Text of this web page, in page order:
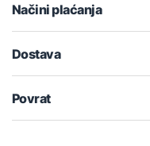
Načini plaćanja
Dostava
Povrat